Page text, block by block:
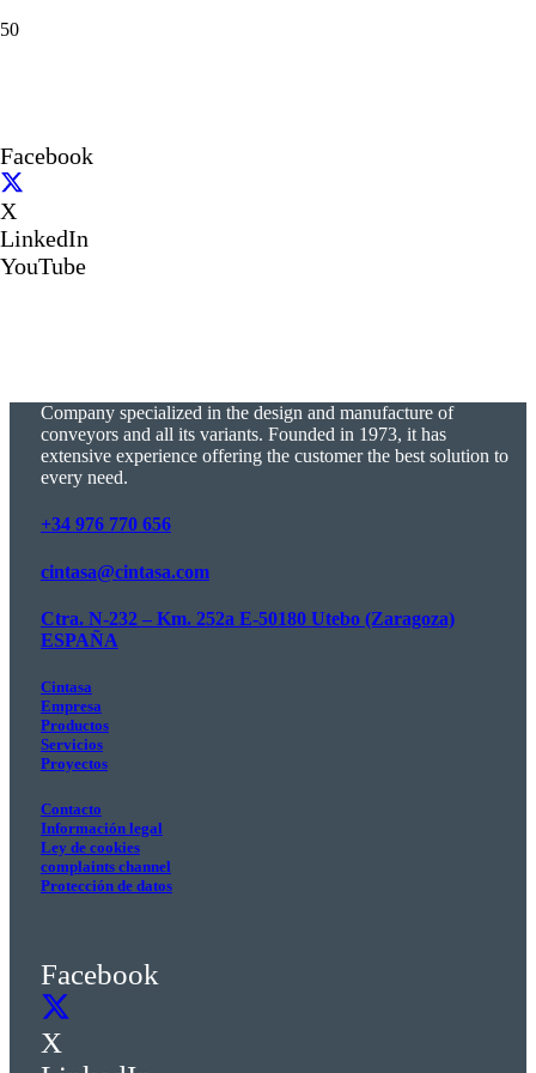
Facebook
X
LinkedIn
YouTube
Company specialized in the design and manufacture of
conveyors and all its variants. Founded in 1973, it has
extensive experience offering the customer the best solution to
every need.
+34 976 770 656
cintasa@cintasa.com
Ctra. N-232 – Km. 252a E-50180 Utebo (Zaragoza)
ESPAÑA
Cintasa
Empresa
Productos
Servicios
Proyectos
Contacto
Información legal
Ley de cookies
complaints channel
Protección de datos
Facebook
X